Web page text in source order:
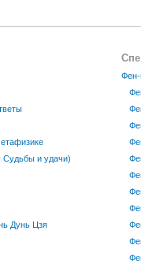
и удачи)
Дунь Цзя
Фен-